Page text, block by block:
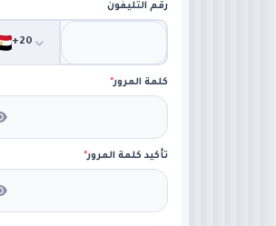
رقم التليفون
+20
كلمة المرور*
تأكيد كلمة المرور*